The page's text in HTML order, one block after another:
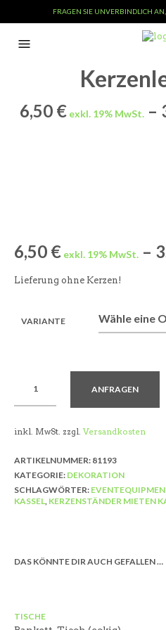
FRAGEN SIE UNVERBINDLICH
6,50 € –
6,50 € –
Lieferung ohne Kerzen!
VARIANTE
ANFRAGEN
inkl. MwSt. zzgl. Versandkosten
ARTIKELNUMMER: 81193
KATEGORIE: DEKORATION
SCHLAGWÖRTER:
KASSEL, KERZENSTÄNDER MIETEN
DAS KÖNNTE DIR AUCH GEFALLEN …
TISCHE